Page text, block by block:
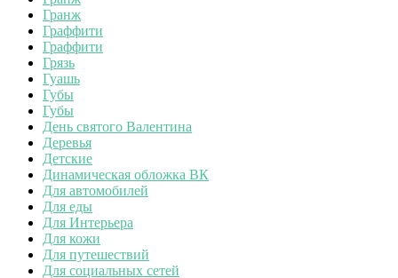
Гранж
Граффити
Граффити
Грязь
Гуашь
Губы
Губы
День святого Валентина
Деревья
Детские
Динамическая обложка ВК
Для автомобилей
Для еды
Для Интерьера
Для кожи
Для путешествий
Для социальных сетей